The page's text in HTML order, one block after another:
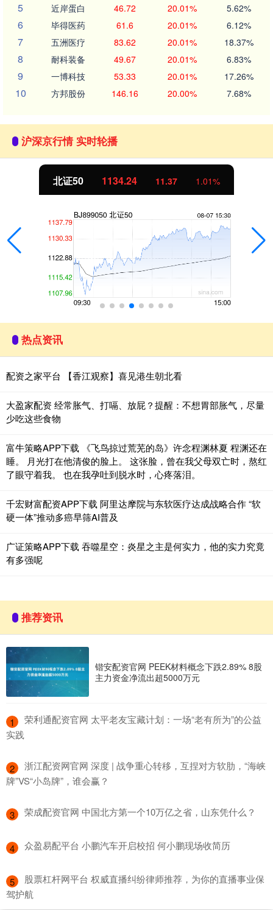
5 近岸蛋白 46.72 20.01% 5.62%
6 毕得医药 61.6 20.01% 6.12%
7 五洲医疗 83.62 20.01% 18.37%
8 耐科装备 49.67 20.01% 6.83%
9 一博科技 53.33 20.01% 17.26%
10 方邦股份 146.16 20.00% 7.68%
沪深京行情 实时轮播
北证50 1134.24 11.37 1.01%
热点资讯
配资之家平台 【香江观察】喜见港生朝北看
大盈家配资 经常胀气、打嗝、放屁？提醒：不想胃部胀气，尽量
少吃这些食物
富牛策略APP下载 《飞鸟掠过荒芜的岛》许念程渊林夏 程渊还在
睡。 月光打在他清俊的脸上。 这张脸，曾在我父母双亡时，熬红
了眼守着我。 也在我孕吐到脱水时，心疼落泪。
千宏财富配资APP下载 阿里达摩院与东软医疗达成战略合作 “软
硬一体”推动多癌早筛AI普及
广证策略APP下载 吞噬星空：炎星之主是何实力，他的实力究竟
有多强呢
推荐资讯
锴安配资官网 PEEK材料概念下跌2.89% 8股
主力资金净流出超5000万元
1
​荣利通配资官网 太平老友宝藏计划：一场“老有所为”的公益
实践
2
​浙江配资网官网 深度 | 战争重心转移，互捏对方软肋，“海峡
牌”VS“小岛牌”，谁会赢？
3 ​荣成配资官网 中国北方第一个10万亿之省，山东凭什么？
4 ​众盈易配平台 小鹏汽车开启校招 何小鹏现场收简历
5
​股票杠杆网平台 权威直播纠纷律师推荐，为你的直播事业保
驾护航